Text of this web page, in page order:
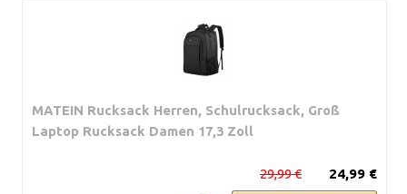
MATEIN Rucksack Herren, Schulrucksack, Groß
Laptop Rucksack Damen 17,3 Zoll
24,99 €
29,99 €